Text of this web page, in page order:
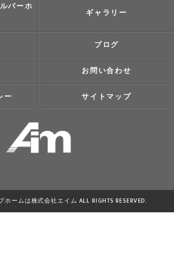
バーホ
ギャラリー
ブログ
お問い合わせ
ー サイトマップ
ームは株式会社エイム ALL RIGHTS RESERVED.